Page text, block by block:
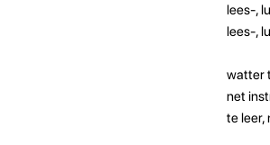
lees-,
lees-,
watter
net
te leer,